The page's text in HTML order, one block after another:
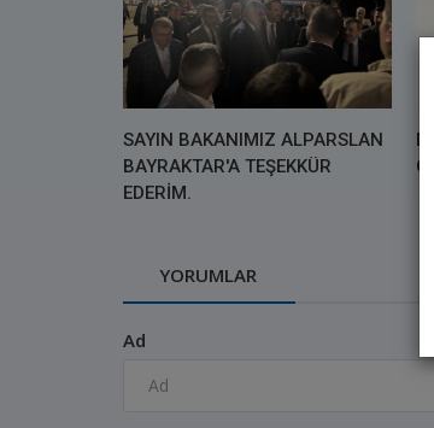
SAYIN BAKANIMIZ ALPARSLAN
BAYRAKTAR'A TEŞEKKÜR
EDERİM.
YORUMLAR
Ad